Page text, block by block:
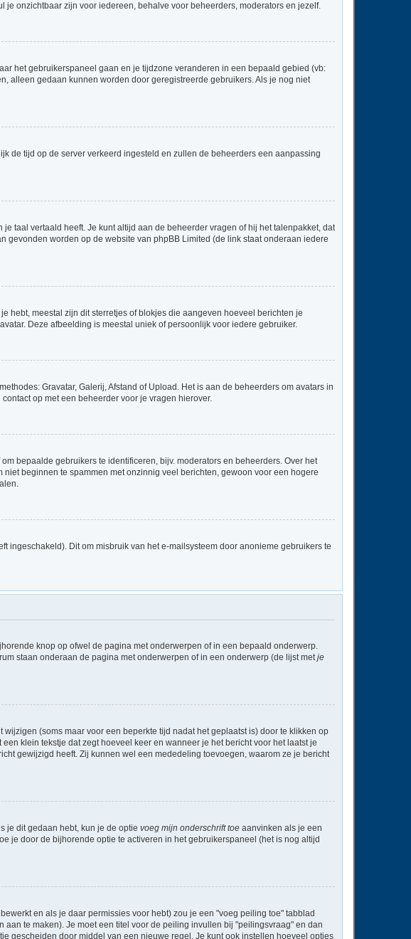
je onzichtbaar zijn voor iedereen, behalve voor beheerders, moderators en jezelf.
het gebruikerspaneel gaan en je tijdzone veranderen in een bepaald gebied (vb:
alleen gedaan kunnen worden door geregistreerde gebruikers. Als je nog niet
de tijd op de server verkeerd ingesteld en zullen de beheerders een aanpassing
taal vertaald heeft. Je kunt altijd aan de beheerder vragen of hij het talenpakket, dat
gevonden worden op de website van phpBB Limited (de link staat onderaan iedere
hebt, meestal zijn dit sterretjes of blokjes die aangeven hoeveel berichten je
Deze afbeelding is meestal uniek of persoonlijk voor iedere gebruiker.
Gravatar, Galerij, Afstand of Upload. Het is aan de beheerders om avatars in
op met een beheerder voor je vragen hierover.
bepaalde gebruikers te identificeren, bijv. moderators en beheerders. Over het
beginnen te spammen met onzinnig veel berichten, gewoon voor een hogere
Dit om misbruik van het e-mailsysteem door anonieme gebruikers te
knop op ofwel de pagina met onderwerpen of in een bepaald onderwerp.
staan onderaan de pagina met onderwerpen of in een onderwerp (de lijst metje
(soms maar voor een beperkte tijd nadat het geplaatst is) door te klikken op
klein tekstje dat zegt hoeveel keer en wanneer je het bericht voor het laatst je
gewijzigd heeft. Zij kunnen wel een mededeling toevoegen, waarom ze je bericht
je dit gedaan hebt, kun je de optie voeg mijn onderschrift toe aanvinken als je een
je door de bijhorende optie te activeren in het gebruikerspaneel (het is nog altijd
en als je daar permissies voor hebt) zou je een "voeg peiling toe" tabblad
te maken). Je moet een titel voor de peiling invullen bij "peilingsvraag" en dan
gescheiden door middel van een nieuwe regel. Je kunt ook instellen hoeveel opties